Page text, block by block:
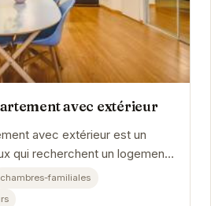
avec extérieur
avec extérieur est un
qui recherchent un logement
à Reims. Sa situation...
chambres-familiales